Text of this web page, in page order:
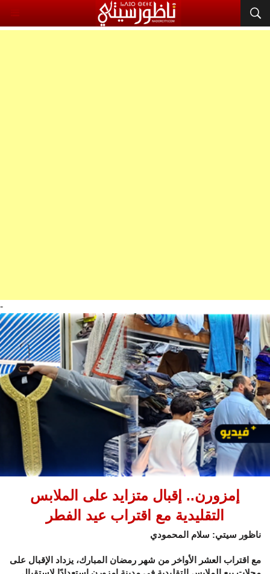
-
إمزورن.. إقبال متزايد على الملابس
التقليدية مع اقتراب عيد الفطر
ناظور سيتي: سلام المحمودي
مع اقتراب العشر الأواخر من شهر رمضان المبارك، يزداد الإقبال على